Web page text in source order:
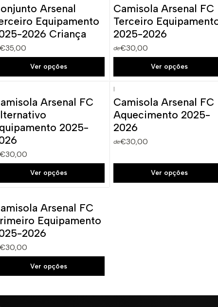
Arsenal
Equipamento
2026 Criança
€35,00
Ver opções
Camisola Arsenal FC
Terceiro
2025-2026
de€30,00
Ver opções
Arsenal FC
2025-
€30,00
Ver opções
|
Camisola Arsenal FC
Aquecimento 2025-
2026
de€30,00
Ver opções
Arsenal FC
Equipamento
2026
€30,00
Ver opções